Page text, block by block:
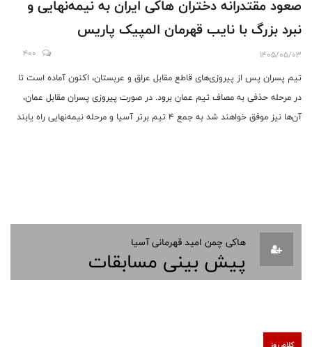
‎صعود مقتدرانه دختران هاکی ایران به نیمه‌نهایی و
نبرد بزرگ با نایب قهرمان المپیک پاریس
1405/05/03
400
تیم پسران پس از پیروزی‌های قاطع مقابل عراق و عربستان، اکنون آماده است تا
در مرحله حذفی به مصاف تیم عمان برود. در صورت پیروزی پسران مقابل عمان،
آن‌ها نیز موفق خواهند شد به جمع ۴ تیم برتر آسیا و مرحله نیمه‌نهایی راه یابند
هاکی چمن امید قهرمانی آسیا
پیش بینی مسابقات
کلام روز